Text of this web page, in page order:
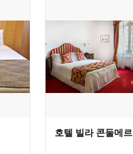
호텔 빌라 콘둘메르